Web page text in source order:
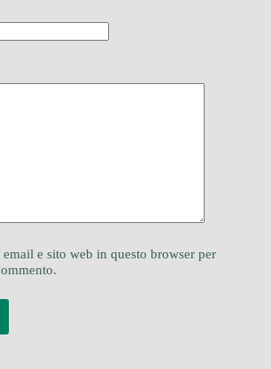
e sito web in questo browser per